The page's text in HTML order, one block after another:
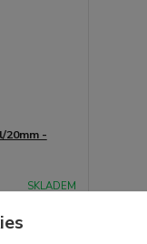
20mm -
SKLADEM